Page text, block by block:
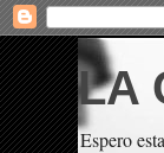
LA
Espero